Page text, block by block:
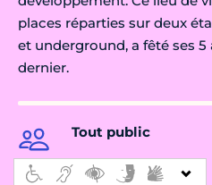
places réparties sur deux
et underground, a fêté ses
dernier.
Tout public